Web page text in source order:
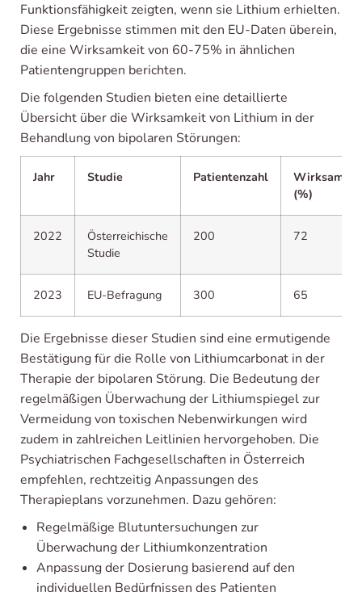
Funktionsfähigkeit zeigten, wenn sie Lithium erhielten.
Diese Ergebnisse stimmen mit den EU-Daten überein,
die eine Wirksamkeit von 60-75% in ähnlichen
Patientengruppen berichten.
Die folgenden Studien bieten eine detaillierte
Übersicht über die Wirksamkeit von Lithium in der
Behandlung von bipolaren Störungen:
Jahr Studie Patientenzahl
(%)
2022
Österreichische
Studie
200 72
2023 EU-Befragung 300 65
Die Ergebnisse dieser Studien sind eine ermutigende
Bestätigung für die Rolle von Lithiumcarbonat in der
Therapie der bipolaren Störung. Die Bedeutung der
regelmäßigen Überwachung der Lithiumspiegel zur
Vermeidung von toxischen Nebenwirkungen wird
zudem in zahlreichen Leitlinien hervorgehoben. Die
Psychiatrischen Fachgesellschaften in Österreich
empfehlen, rechtzeitig Anpassungen des
Therapieplans vorzunehmen. Dazu gehören:
Regelmäßige Blutuntersuchungen zur
Überwachung der Lithiumkonzentration
Anpassung der Dosierung basierend auf den
individuellen Bedürfnissen des Patienten